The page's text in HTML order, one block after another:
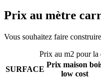
Prix au mètre
Vous souhaitez faire
Prix au m2 pour la
SURFACE
Prix maison
low cost